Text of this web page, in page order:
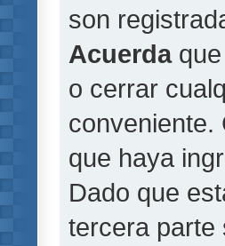
son
Acuerdaque
o cerrar
conveniente.
que haya
Dado que
tercera parte